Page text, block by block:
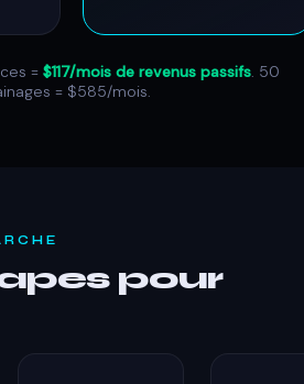
= $117/mois de revenus passifs. 50
= $585/mois.
pour